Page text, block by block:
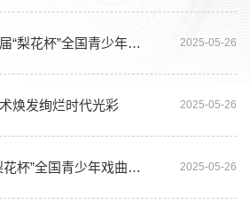
【中国文化报】第五届“梨花杯”全国青少年戏曲教育教学成果现场展示活动启动 2025-05-26
焕发绚烂时代光彩 2025-05-26
【新华社】第五届“梨花杯”全国青少年戏曲教育教学成果现场展示活动在山艺举行 2025-05-26